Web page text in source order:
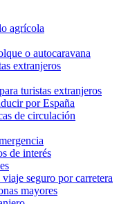
agrícola
o autocaravana
extranjeros
turistas extranjeros
por España
de circulación
de interés
seguro por carretera
mayores